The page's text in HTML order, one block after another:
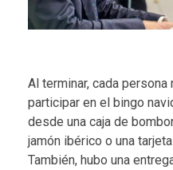
Al terminar, cada
participar en el bingo
desde una caja de
jamón ibérico o una
También, hubo una